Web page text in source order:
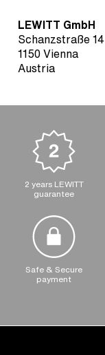
LEWITT GmbH
Schanzstraße 14
1150 Vienna
Austria
2 years LEWITT
guarantee
Safe & Secure
payment